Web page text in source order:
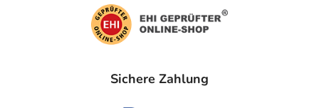
AQUA / WATER / EAU • COCO-BETAINE •
PROPANEDIOL • PEG-120 METHYL GLUCOSE
DIOLEATE • SODIUM CHLORIDE • SODIUM COCOYL
HYDROXYACETOPHENONE • CAPRYLYL GLYCOL •
Sichere Zahlung